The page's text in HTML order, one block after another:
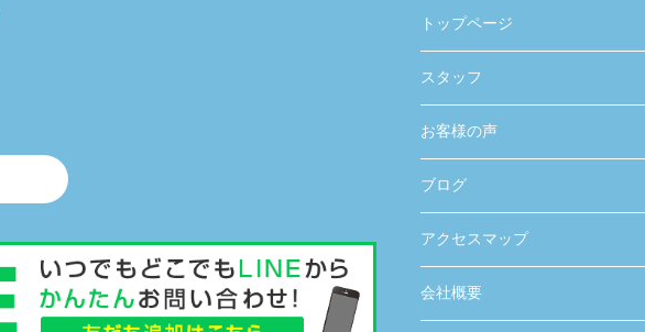
トップページ
スタッフ
お客様の声
ブログ
アクセスマップ
会社概要